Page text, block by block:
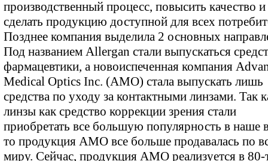
производственный процесс, повысить качество и
сделать продукцию доступной для всех
Позднее компания выделила 2 основных
Под названием Allergan стали выпускаться
фармацевтики, а новоиспеченная компания
Medical Optics Inc. (AMO) стала выпускать лишь
средства по уходу за контактными линзами. Так
линзы как средство коррекции зрения стали
приобретать все большую популярность в наше
то продукция АМО все больше продавалась по
миру. Сейчас, продукция АМО реализуется в 80-